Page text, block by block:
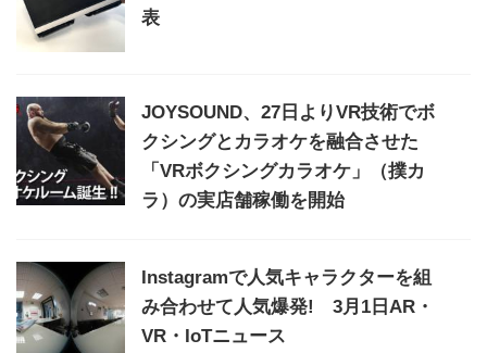
表
JOYSOUND、27日よりVR技術でボ
クシングとカラオケを融合させた
「VRボクシングカラオケ」（撲カ
ラ）の実店舗稼働を開始
Instagramで人気キャラクターを組
み合わせて人気爆発! 3月1日AR・
VR・IoTニュース